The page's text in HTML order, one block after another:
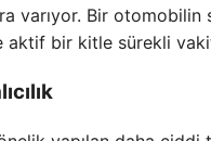
varıyor. Bir
aktif bir kitle sürekli